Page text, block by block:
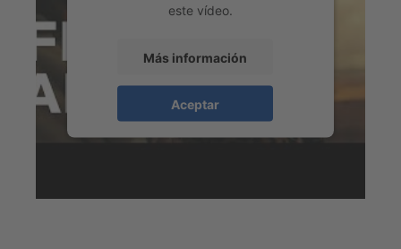
este vídeo.
Más información
Aceptar